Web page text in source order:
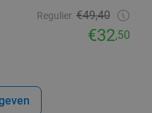
Regulier €49,40
€32,50